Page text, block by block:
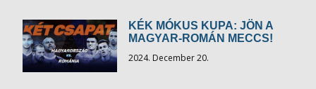
KÉK MÓKUS KUPA: JÖN A
MAGYAR-ROMÁN MECCS!
2024. December 20.